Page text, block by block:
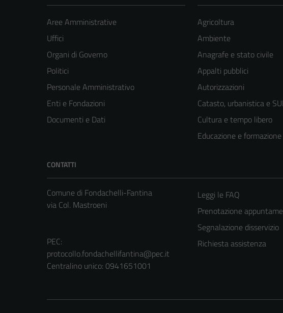
Aree Amministrative
Uffici
Organi di Governo
Politici
Personale Amministrativo
Enti e Fondazioni
Documenti e Dati
Agricoltura
Ambiente
Anagrafe e stato civile
Appalti pubblici
Autorizzazioni
Catasto, urbanistica e
Cultura e tempo libero
Educazione e formazione
CONTATTI
Comune di Fondachelli-Fantina
via Col. Mastroeni
PEC:
protocollo.fondachellifantina@pec.it
Centralino unico: 0941651001
Leggi le FAQ
Prenotazione
Segnalazione disservizio
Richiesta assistenza